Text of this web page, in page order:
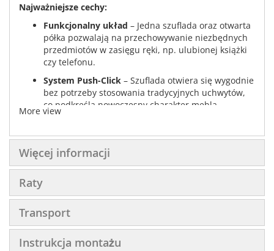
Najważniejsze cechy:
Funkcjonalny układ – Jedna szuflada oraz otwarta
półka pozwalają na przechowywanie niezbędnych
przedmiotów w zasięgu ręki, np. ulubionej książki
czy telefonu.
System Push-Click – Szuflada otwiera się wygodnie
bez potrzeby stosowania tradycyjnych uchwytów,
co podkreśla nowoczesny charakter mebla.
wieniec szafki zdobizłota listwa, będąca znakiem
rozpoznawczym kolekcji ORO.
Metalowe nogi– Stabilne, ukośne nogi dostępne w
wystroju.
Trzy warianty kolorystyczne
szuflady wykonane z płyty laminowanej (16 mm) z
obrzeżem ABS 0,5 mm, dostępne w
More view
Więcej informacji
Raty
Transport
Instrukcja montażu